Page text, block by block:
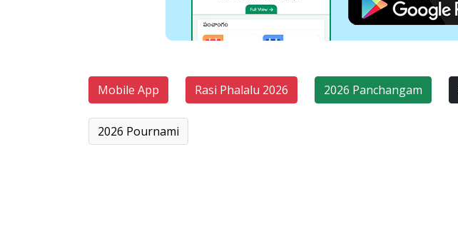
Mobile App Rasi Phalalu 2026 2026 Panchangam
2026 Pournami